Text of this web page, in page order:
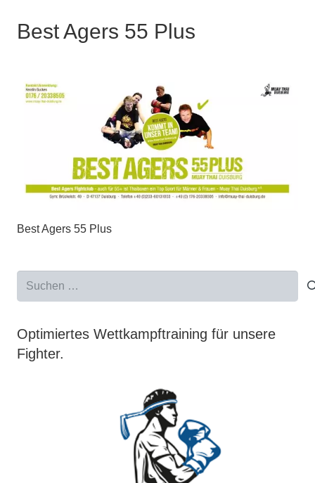
Best Agers 55 Plus
Best Agers 55 Plus
Optimiertes Wettkampftraining für unsere
Fighter.